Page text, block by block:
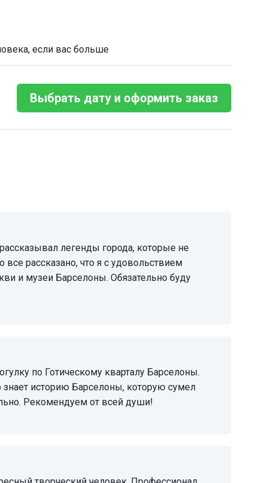
если вас больше
Выбрать дату и оформить заказ
рассказано, что я с удовольствием
и музеи Барселоны. Обязательно буду
знает историю Барселоны, которую сумел
Рекомендуем от всей души!